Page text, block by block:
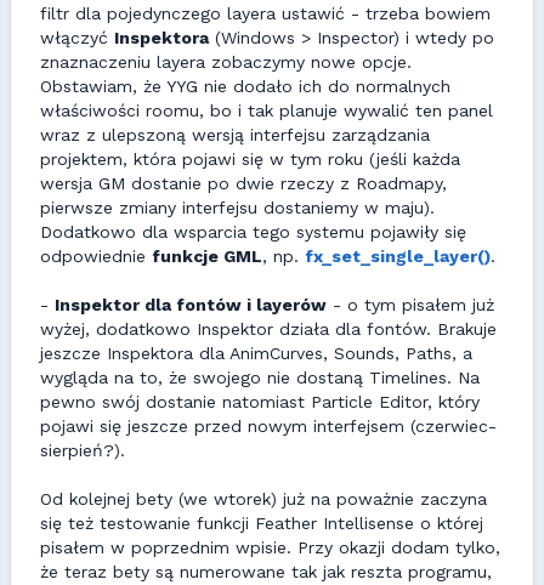
filtr dla pojedynczego layera ustawić - trzeba bowiem
włączyć Inspektora(Windows > Inspector) i wtedy po
znaznaczeniu layera zobaczymy nowe opcje.
Obstawiam, że YYG nie dodało ich do normalnych
właściwości roomu, bo i tak planuje wywalić ten panel
wraz z ulepszoną wersją interfejsu zarządzania
projektem, która pojawi się w tym roku (jeśli każda
wersja GM dostanie po dwie rzeczy z Roadmapy,
pierwsze zmiany interfejsu dostaniemy w maju).
Dodatkowo dla wsparcia tego systemu pojawiły się
odpowiednie funkcje GML, np. fx_set_single_layer().
- Inspektor dla fontów i layerów - o tym pisałem już
wyżej, dodatkowo Inspektor działa dla fontów. Brakuje
jeszcze Inspektora dla AnimCurves, Sounds, Paths, a
wygląda na to, że swojego nie dostaną Timelines. Na
pewno swój dostanie natomiast Particle Editor, który
pojawi się jeszcze przed nowym interfejsem (czerwiec-
sierpień?).
Od kolejnej bety (we wtorek) już na poważnie zaczyna
się też testowanie funkcji Feather Intellisense o której
pisałem w poprzednim wpisie. Przy okazji dodam tylko,
że teraz bety są numerowane tak jak reszta programu,